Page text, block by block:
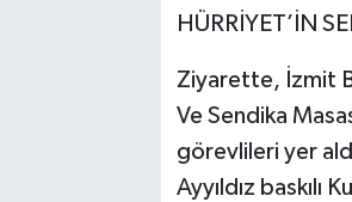
HÜRRİYET’İN
Ziyarette, İzmit
Ve Sendika
görevlileri yer
Ayyıldız baskılı